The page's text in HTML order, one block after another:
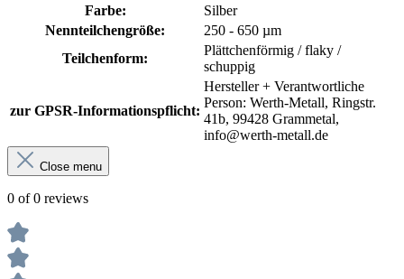
Farbe:
Silber
Nennteilchengröße:
250 - 650 µm
Teilchenform:
Plättchenförmig / flaky /
schuppig
zur GPSR-Informationspflicht:
Hersteller + Verantwortliche
Person: Werth-Metall, Ringstr.
41b, 99428 Grammetal,
info@werth-metall.de
Close menu
0 of 0 reviews